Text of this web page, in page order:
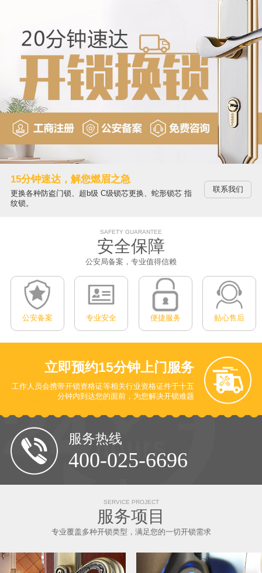
15分钟速达，解您燃眉之急
更换各种防盗门锁、超b级 C级锁芯更换、蛇形锁芯 指
纹锁。
联系我们
SAFETY GUARANTEE
安全保障
公安局备案，专业值得信赖
公安备案 专业安全 便捷服务 贴心售后
立即预约15分钟上门服务
工作人员会携带开锁资格证等相关行业资格证件于十五
分钟内到达您的面前，为您解决开锁难题
服务热线
400-025-6696
SERVICE PROJECT
服务项目
专业覆盖多种开锁类型，满足您的一切开锁需求